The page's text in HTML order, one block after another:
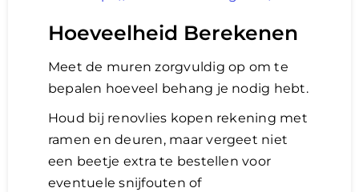
Hoeveelheid Berekenen
Meet de muren zorgvuldig op om te
bepalen hoeveel behang je nodig hebt.
Houd bij renovlies kopen rekening met
ramen en deuren, maar vergeet niet
een beetje extra te bestellen voor
eventuele snijfouten of